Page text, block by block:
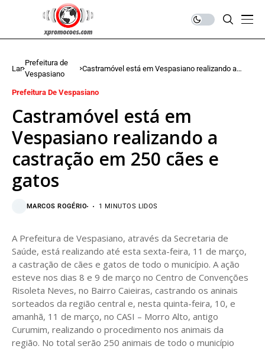
Lar
Prefeitura de
Vespasiano
Castramóvel está em Vespasiano realizando a
Prefeitura De Vespasiano
Castramóvel está em
Vespasiano realizando a
castração em 250 cães e
gatos
MARCOS ROGÉRIO 1 MINUTOS LIDOS
A Prefeitura de Vespasiano, através da Secretaria de
Saúde, está realizando até esta sexta-feira, 11 de março,
a castração de cães e gatos de todo o município. A ação
esteve nos dias 8 e 9 de março no Centro de Convenções
Risoleta Neves, no Bairro Caieiras, castrando os aninais
sorteados da região central e, nesta quinta-feira, 10, e
amanhã, 11 de março, no CASI – Morro Alto, antigo
Curumim, realizando o procedimento nos animais da
região. No total serão 250 animais de todo o município